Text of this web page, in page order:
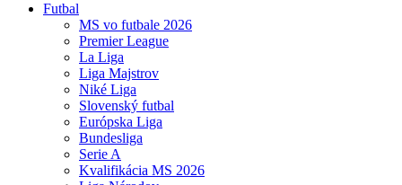
Futbal
MS vo futbale 2026
Premier League
La Liga
Liga Majstrov
Niké Liga
Slovenský futbal
Európska Liga
Bundesliga
Serie A
Kvalifikácia MS 2026